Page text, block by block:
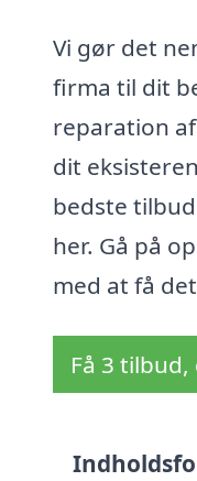
Vi gør det
firma til dit
reparation
dit
bedste
her. Gå på
med at få
Få 3